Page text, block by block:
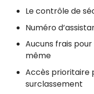
Le contrôle de
Numéro
Aucuns frais
même
Accès prioritaire
surclassement